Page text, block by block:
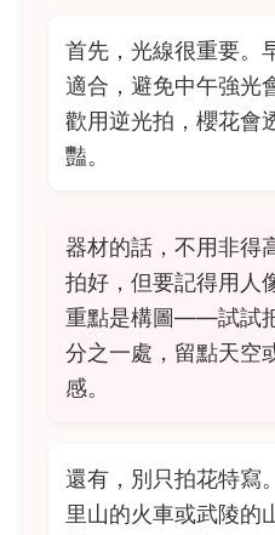
首先，光線很重要。
適合，避免中午強光
歡用逆光拍，櫻花會
豔。
器材的話，不用非得
拍好，但要記得用人
重點是構圖——試試
分之一處，留點天空
感。
還有，別只拍花特寫
里山的火車或武陵的